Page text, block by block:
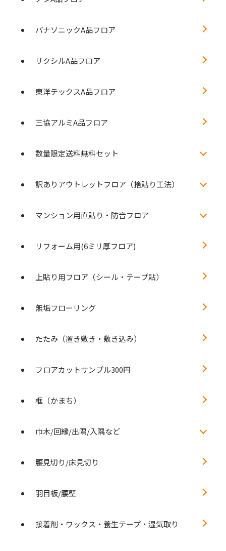
パナソニックA品フロア
リクシルA品フロア
東洋テックスA品フロア
三協アルミA品フロア
数量限定送料無料セット
訳ありアウトレットフロア（捨貼り工法）
マンション用直貼り・防音フロア
リフォーム用(6ミリ厚フロア)
上貼り用フロア（シール・テープ貼）
無垢フローリング
たたみ（置き敷き・敷き込み）
フロアカットサンプル300円
框（かまち）
巾木/回縁/出隅/入隅など
腰見切り/床見切り
羽目板/腰壁
接着剤・ワックス・養生テープ・湿気取り